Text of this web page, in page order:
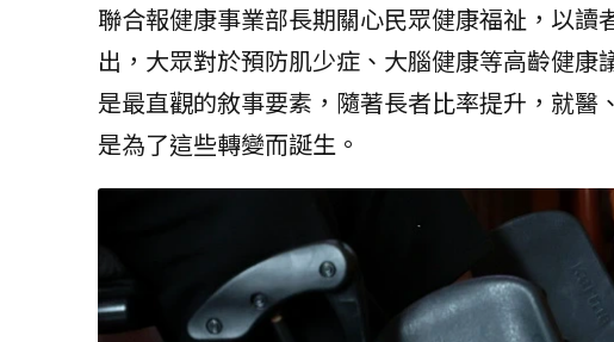
聯合報健康事業部長期關心民眾健康福祉，以
出，大眾對於預防肌少症、大腦健康等高齡健
是最直觀的敘事要素，隨著長者比率提升，就
是為了這些轉變而誕生。